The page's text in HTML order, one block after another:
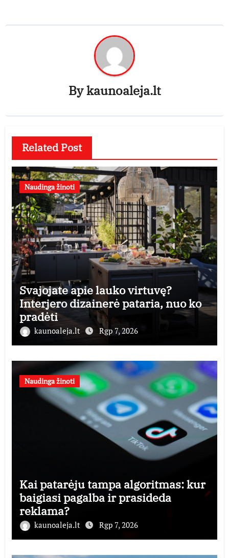
Bykaunoaleja.lt
Related Post
Naudinga žinoti
Svajojate apie lauko virtuvę?
Interjero dizainerė pataria, nuo ko
pradėti
kaunoaleja.lt Rgp 7, 2026
Naudinga žinoti
Kai patarėju tampa algoritmas: kur
baigiasi pagalba ir prasideda
reklama?
kaunoaleja.lt Rgp 7, 2026